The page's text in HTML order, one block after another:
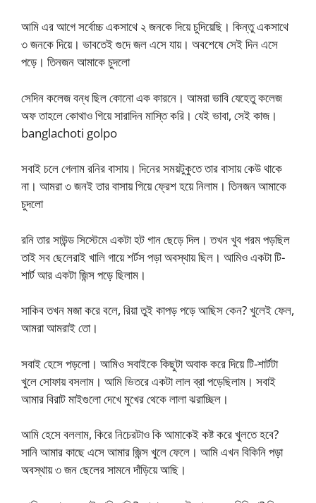
আমি এর আগে সর্বোচ্চ একসাথে ২ জনকে দিয়ে চুদিয়েছি। কিন্তু একসাথে
৩ জনকে দিয়ে। ভাবতেই গুদে জল এসে যায়। অবশেষে সেই দিন এসে
পড়ে। তিনজন আমাকে চুদলো
সেদিন কলেজ বন্ধ ছিল কোনো এক কারনে। আমরা ভাবি যেহেতু কলেজ
অফ তাহলে কোথাও গিয়ে সারাদিন মাস্তি করি। যেই ভাবা, সেই কাজ।
banglachoti golpo
সবাই চলে গেলাম রনির বাসায়। দিনের সময়টুকুতে তার বাসায় কেউ থাকে
না। আমরা ৩ জনই তার বাসায় গিয়ে ফ্রেশ হয়ে নিলাম। তিনজন আমাকে
চুদলো
রনি তার সাউন্ড সিস্টেমে একটা হট গান ছেড়ে দিল। তখন খুব গরম পড়ছিল
তাই সব ছেলেরাই খালি গায়ে শর্টস পড়া অবস্থায় ছিল। আমিও একটা টি-
শার্ট আর একটা জিন্স পড়ে ছিলাম।
সাকিব তখন মজা করে বলে, রিয়া তুই কাপড় পড়ে আছিস কেন? খুলেই ফেল,
আমরা আমরাই তো।
সবাই হেসে পড়লো। আমিও সবাইকে কিছুটা অবাক করে দিয়ে টি-শার্টটা
খুলে সোফায় বসলাম। আমি ভিতরে একটা লাল ব্রা পড়েছিলাম। সবাই
আমার বিরাট মাইগুলো দেখে মুখের থেকে লালা ঝরাচ্ছিল।
আমি হেসে বললাম, কিরে নিচেরটাও কি আমাকেই কষ্ট করে খুলতে হবে?
সানি আমার কাছে এসে আমার জিন্স খুলে ফেলে। আমি এখন বিকিনি পড়া
অবস্থায় ৩ জন ছেলের সামনে দাঁড়িয়ে আছি।